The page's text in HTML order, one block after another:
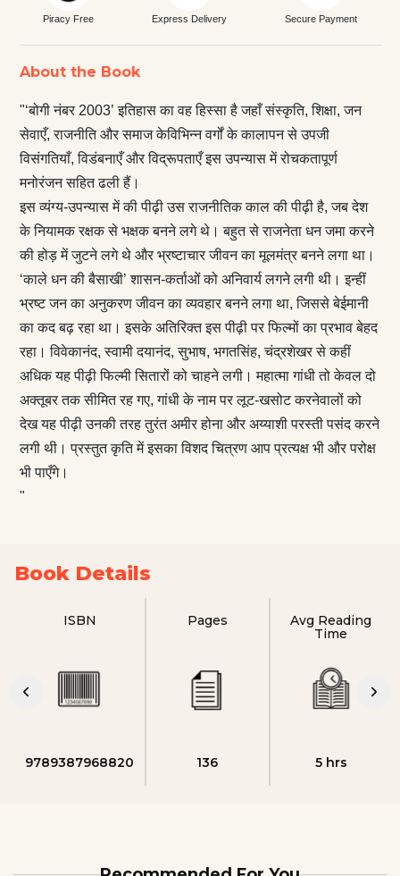
Piracy Free Express Delivery Secure Payment
About the Book
"‘बोगी नंबर 2003’ इतिहास का वह हिस्सा है जहाँ संस्कृति, शिक्षा, जन
सेवाएँ, राजनीति और समाज केविभिन्न वर्गों के कालापन से उपजी
विसंगतियाँ, विडंबनाएँ और विद्रूपताएँ इस उपन्यास में रोचकतापूर्ण
मनोरंजन सहित ढली हैं।
इस व्यंग्य-उपन्यास में की पीढ़ी उस राजनीतिक काल की पीढ़ी है, जब देश
के नियामक रक्षक से भक्षक बनने लगे थे। बहुत से राजनेता धन जमा करने
की होड़ में जुटने लगे थे और भ्रष्टाचार जीवन का मूलमंत्र बनने लगा था।
‘काले धन की बैसाखी’ शासन-कर्ताओं को अनिवार्य लगने लगी थी। इन्हीं
भ्रष्ट जन का अनुकरण जीवन का व्यवहार बनने लगा था, जिससे बेईमानी
का कद बढ़ रहा था। इसके अतिरिक्त इस पीढ़ी पर फिल्मों का प्रभाव बेहद
रहा। विवेकानंद, स्वामी दयानंद, सुभाष, भगतसिंह, चंद्रशेखर से कहीं
अधिक यह पीढ़ी फिल्मी सितारों को चाहने लगी। महात्मा गांधी तो केवल दो
अक्तूबर तक सीमित रह गए, गांधी के नाम पर लूट-खसोट करनेवालों को
देख यह पीढ़ी उनकी तरह तुरंत अमीर होना और अय्याशी परस्ती पसंद करने
लगी थी। प्रस्तुत कृति में इसका विशद चित्रण आप प्रत्यक्ष भी और परोक्ष
भी पाएँगे।
"
Book Details
ISBN
9789387968820
Pages
136
Avg Reading
Time
5 hrs